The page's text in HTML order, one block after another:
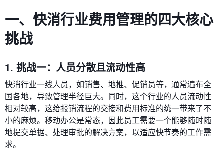
一、快消行业费用管理的四大核心
挑战
1. 挑战一：人员分散且流动性高
快消行业一线人员，如销售、地推、促销员等，通常遍布全
国各地，导致管理半径巨大。同时，这个行业的人员流动性
相对较高，这给报销流程的交接和费用标准的统一带来了不
小的麻烦。移动办公是常态，因此员工需要一个能够随时随
地提交单据、处理审批的解决方案，以适应快节奏的工作需
求。